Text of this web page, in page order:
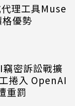
理工具Muse
優勢
密訴訟戰擴
捲入 OpenAI
重罰